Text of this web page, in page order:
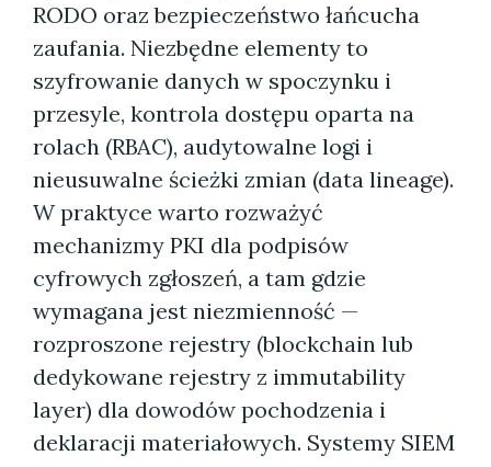
RODO oraz bezpieczeństwo łańcucha
zaufania. Niezbędne elementy to
szyfrowanie danych w spoczynku i
przesyle, kontrola dostępu oparta na
rolach (RBAC), audytowalne logi i
nieusuwalne ścieżki zmian (data lineage).
W praktyce warto rozważyć
mechanizmy PKI dla podpisów
cyfrowych zgłoszeń, a tam gdzie
wymagana jest niezmienność —
rozproszone rejestry (blockchain lub
dedykowane rejestry z immutability
layer) dla dowodów pochodzenia i
deklaracji materiałowych. Systemy SIEM